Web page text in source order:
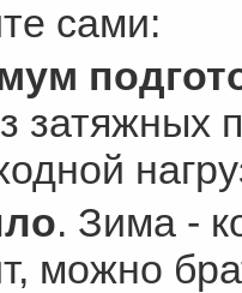
сами:
затяжных
. Зима -
можно